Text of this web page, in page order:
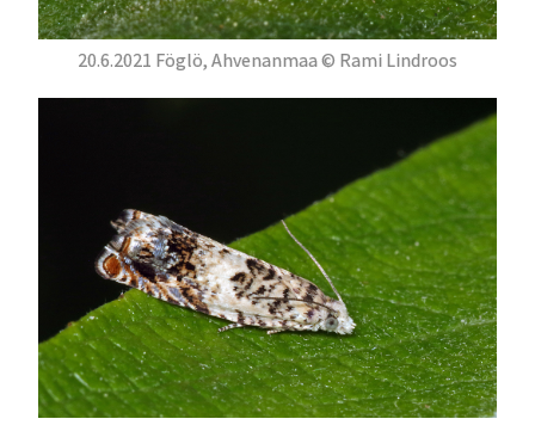
20.6.2021 Föglö, Ahvenanmaa © Rami Lindroos